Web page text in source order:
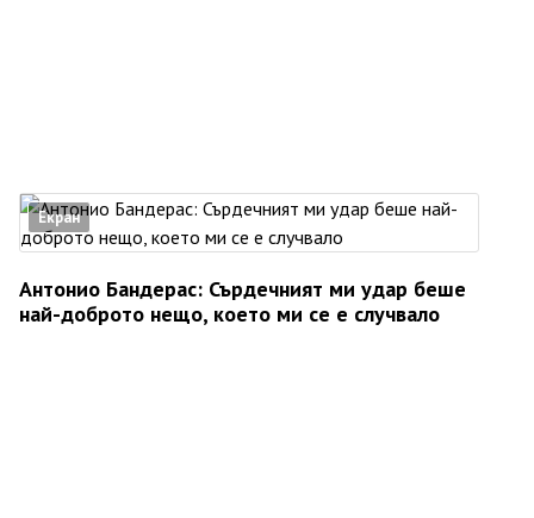
Екран
Антонио Бандерас: Сърдечният ми удар беше
най-доброто нещо, което ми се е случвало